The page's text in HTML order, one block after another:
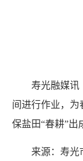
寿光融媒讯
间进行作业，
保盐田“春耕”出
来源：寿光